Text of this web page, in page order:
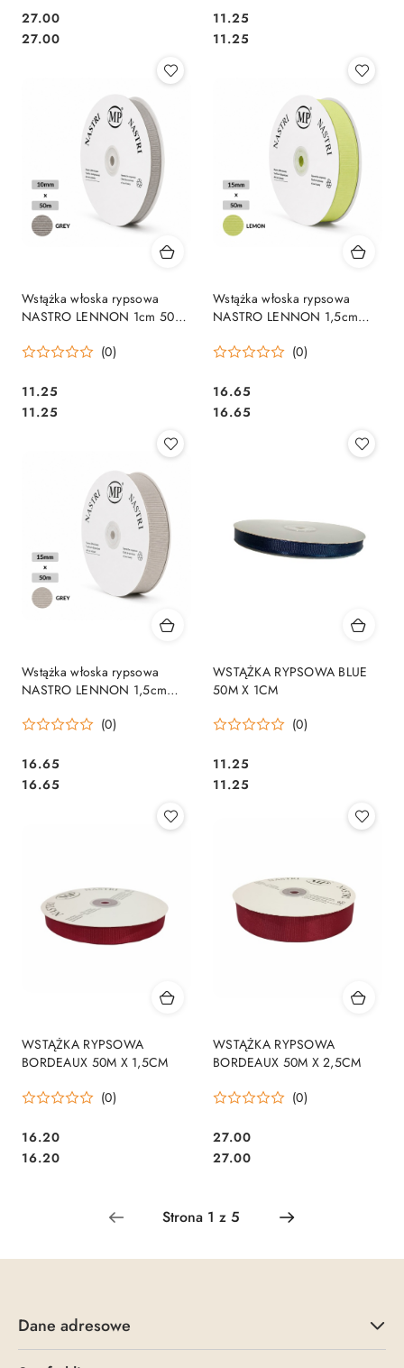
Cena:
27.00
Cena:
27.00 Cena:
11.25
Cena:
11.25
Wstążka włoska rypsowa
NASTRO LENNON 1cm 50m
(0)
Cena:
11.25
Cena:
11.25
Wstążka włoska rypsowa
NASTRO LENNON 1,5cm
(0)
Cena:
16.65
Cena:
16.65
Wstążka włoska rypsowa
NASTRO LENNON 1,5cm
(0)
Cena:
16.65
Cena:
16.65
WSTĄŻKA RYPSOWA BLUE
50M X 1CM
(0)
Cena:
11.25
Cena:
11.25
WSTĄŻKA RYPSOWA
BORDEAUX 50M X 1,5CM
(0)
Cena:
16.20
Cena:
16.20
WSTĄŻKA RYPSOWA
BORDEAUX 50M X 2,5CM
(0)
Cena:
27.00
Cena:
27.00
Dane adresowe